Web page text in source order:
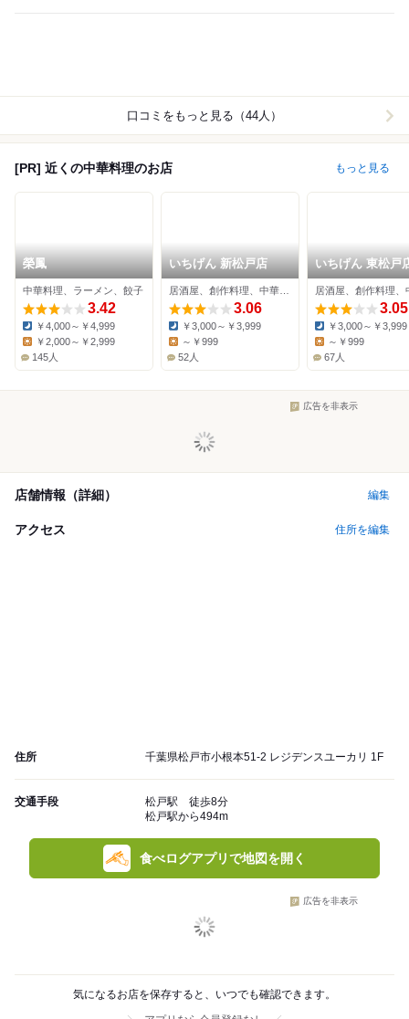
口コミをもっと見る（44人）
[PR] 近くの中華料理のお店 もっと見る
榮鳳
中華料理、ラーメン、餃子
3.42
Dinner:
￥4,000～￥4,999
￥2,000～￥2,999
145人
いちげん 新松戸店
3.06
Dinner:
￥3,000～￥3,999
Lunch:
～￥999
52人
いちげん 東松戸
3.05
Dinner:
￥3,000～￥3,999
Lunch:
～￥999
67人
広告を非表示
店舗情報（詳細） 編集
アクセス 住所を編集
住所 千葉県松戸市小根本51-2 レジデンスユーカリ 1F
交通手段
松戸駅 徒歩8分
松戸駅から494m
食べログアプリで地図を開く
広告を非表示
気になるお店を保存すると、いつでも確認できます。